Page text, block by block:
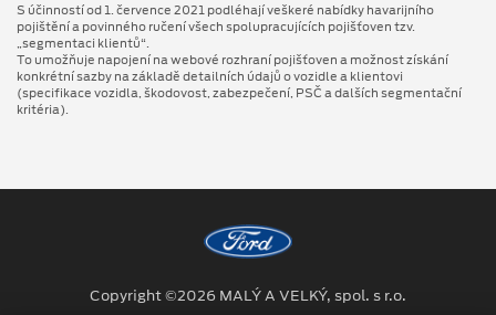
S účinností od 1. července 2021 podléhají veškeré nabídky havarijního
pojištění a povinného ručení všech spolupracujících pojišťoven tzv.
„segmentaci klientů“.
To umožňuje napojení na webové rozhraní pojišťoven a možnost získání
konkrétní sazby na základě detailních údajů o vozidle a klientovi
(specifikace vozidla, škodovost, zabezpečení, PSČ a dalších segmentační
kritéria).
Copyright ©2026 MALÝ A VELKÝ, spol. s r.o.